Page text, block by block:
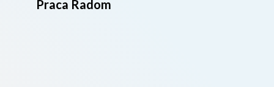
Praca Radom